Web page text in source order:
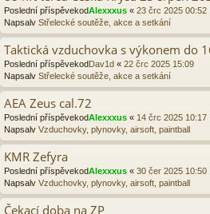
Poslední příspěvekodAlexxxus « 23 črc 2025 00:52
Napsalv Střelecké soutěže, akce a setkání
Taktická vzduchovka s výkonem do
Poslední příspěvekodDav1d « 22 črc 2025 15:09
Napsalv Střelecké soutěže, akce a setkání
AEA Zeus cal.72
Poslední příspěvekodAlexxxus « 14 črc 2025 10:17
Napsalv Vzduchovky, plynovky, airsoft, paintball
KMR Zefyra
Poslední příspěvekodAlexxxus « 30 čer 2025 10:50
Napsalv Vzduchovky, plynovky, airsoft, paintball
Čekací doba na ZP